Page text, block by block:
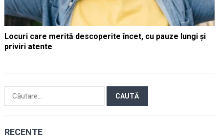
Locuri care merită descoperite încet, cu pauze lungi și
priviri atente
Caută
RECENTE